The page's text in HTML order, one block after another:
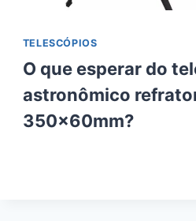
TELESCÓPIOS
O que esperar do
astronômico
350x60mm?